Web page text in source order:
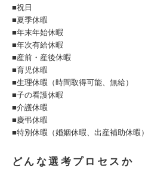
■祝日
■夏季休暇
■年末年始休暇
■年次有給休暇
■産前・産後休暇
■育児休暇
■生理休暇（時間取得可能、無給）
■子の看護休暇
■介護休暇
■慶弔休暇
■特別休暇（婚姻休暇、出産補助休暇）
どんな選考プロセスか